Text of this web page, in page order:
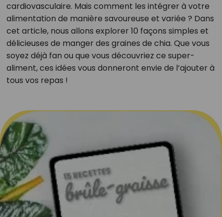
cardiovasculaire. Mais comment les intégrer à votre
alimentation de manière savoureuse et variée ? Dans
cet article, nous allons explorer 10 façons simples et
délicieuses de manger des graines de chia. Que vous
soyez déjà fan ou que vous découvriez ce super-
aliment, ces idées vous donneront envie de l’ajouter à
tous vos repas !